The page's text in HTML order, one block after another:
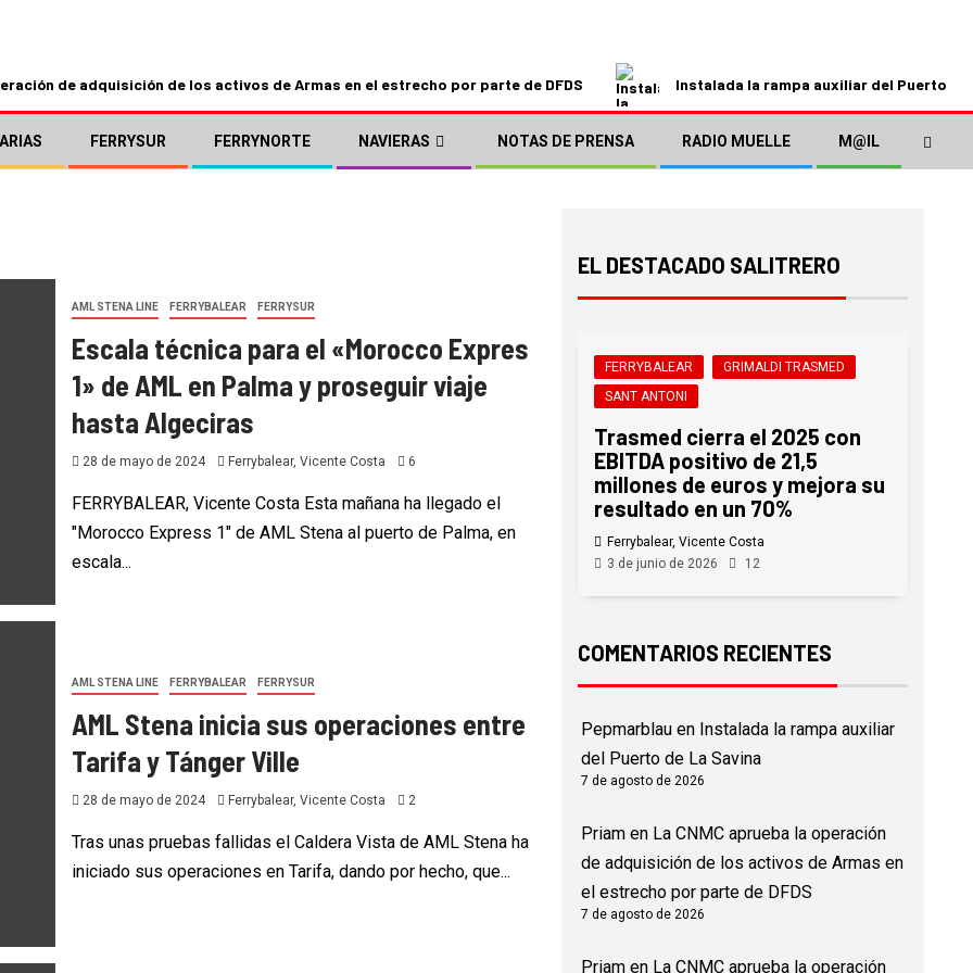
de adquisición de los activos de Armas en el estrecho por parte de DFDS Instalada la rampa auxiliar del Puerto de
FERRYSUR FERRYNORTE NAVIERAS NOTAS DE PRENSA RADIO MUELLE M@IL
AML STENA LINE FERRYBALEAR FERRYSUR
Escala técnica para el «Morocco Expres
1» de AML en Palma y proseguir viaje
hasta Algeciras
28 de mayo de 2024 Ferrybalear, Vicente Costa 6
FERRYBALEAR, Vicente Costa Esta mañana ha llegado el
"Morocco Express 1" de AML Stena al puerto de Palma, en
escala...
AML STENA LINE FERRYBALEAR FERRYSUR
AML Stena inicia sus operaciones entre
Tarifa y Tánger Ville
28 de mayo de 2024 Ferrybalear, Vicente Costa 2
Tras unas pruebas fallidas el Caldera Vista de AML Stena ha
iniciado sus operaciones en Tarifa, dando por hecho, que...
EL DESTACADO SALITRERO
FERRYBALEAR
GRIMALDI TRASMED
SANT ANTONI
Trasmed cierra el 2025 con
EBITDA positivo de 21,5
millones de euros y mejora su
resultado en un 70%
Ferrybalear, Vicente Costa
3 de junio de 2026
12
COMENTARIOS RECIENTES
Pepmarblauen Instalada la rampa auxiliar
del Puerto de La Savina
7 de agosto de 2026
Priamen La CNMC aprueba la operación
de adquisición de los activos de Armas en
el estrecho por parte de DFDS
7 de agosto de 2026
Priamen La CNMC aprueba la operación